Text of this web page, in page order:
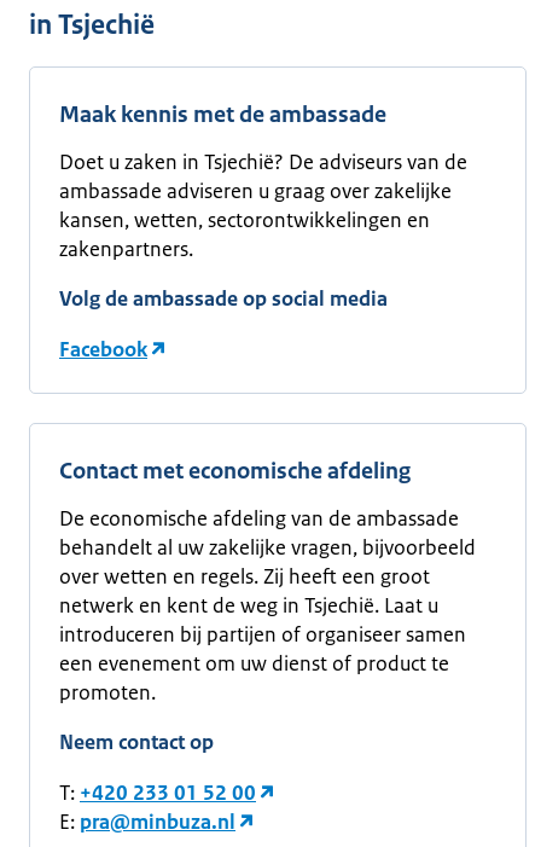
in Tsjechië
Maak kennis met de ambassade
Doet u zaken in Tsjechië? De adviseurs van de
ambassade adviseren u graag over zakelijke
kansen, wetten, sectorontwikkelingen en
zakenpartners.
Volg de ambassade op social media
Facebook
Contact met economische afdeling
De economische afdeling van de ambassade
behandelt al uw zakelijke vragen, bijvoorbeeld
over wetten en regels. Zij heeft een groot
netwerk en kent de weg in Tsjechië. Laat u
introduceren bij partijen of organiseer samen
een evenement om uw dienst of product te
promoten.
Neem contact op
T: +420 233 01 52 00
E: pra@minbuza.nl